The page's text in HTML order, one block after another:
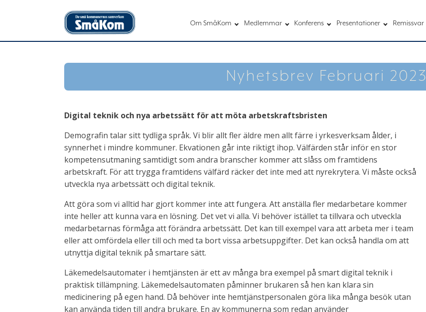
Om SmåKom Medlemmar Konferens Presentationer Remissvar
Nyhetsbrev Februari 2023
Digital teknik och nya arbetssätt för att möta arbetskraftsbristen
Demografin talar sitt tydliga språk. Vi blir allt fler äldre men allt färre i yrkesverksam ålder, i
synnerhet i mindre kommuner. Ekvationen går inte riktigt ihop. Välfärden står inför en stor
kompetensutmaning samtidigt som andra branscher kommer att slåss om framtidens
arbetskraft. För att trygga framtidens välfärd räcker det inte med att nyrekrytera. Vi måste också
utveckla nya arbetssätt och digital teknik.
Att göra som vi alltid har gjort kommer inte att fungera. Att anställa fler medarbetare kommer
inte heller att kunna vara en lösning. Det vet vi alla. Vi behöver istället ta tillvara och utveckla
medarbetarnas förmåga att förändra arbetssätt. Det kan till exempel vara att arbeta mer i team
eller att omfördela eller till och med ta bort vissa arbetsuppgifter. Det kan också handla om att
utnyttja digital teknik på smartare sätt.
Läkemedelsautomater i hemtjänsten är ett av många bra exempel på smart digital teknik i
praktisk tillämpning. Läkemedelsautomaten påminner brukaren så hen kan klara sin
medicinering på egen hand. Då behöver inte hemtjänstpersonalen göra lika många besök utan
kan använda tiden till andra brukare. En av kommunerna som redan använder